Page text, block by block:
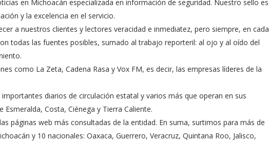
en Michoacán especializada en información de seguridad. Nuestro sello es
y la excelencia en el servicio.
a nuestros clientes y lectores veracidad e inmediatez, pero siempre, en cada
todas las fuentes posibles, sumado al trabajo reporteril: al ojo y al oído del
como La Zeta, Cadena Rasa y Vox FM, es decir, las empresas líderes de la
diarios de circulación estatal y varios más que operan en sus
Esmeralda, Costa, Ciénega y Tierra Caliente.
páginas web más consultadas de la entidad. En suma, surtimos para más de
y 10 nacionales: Oaxaca, Guerrero, Veracruz, Quintana Roo, Jalisco,